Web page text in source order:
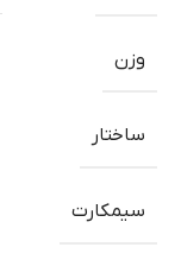
وزن
ساختار
سیمکارت